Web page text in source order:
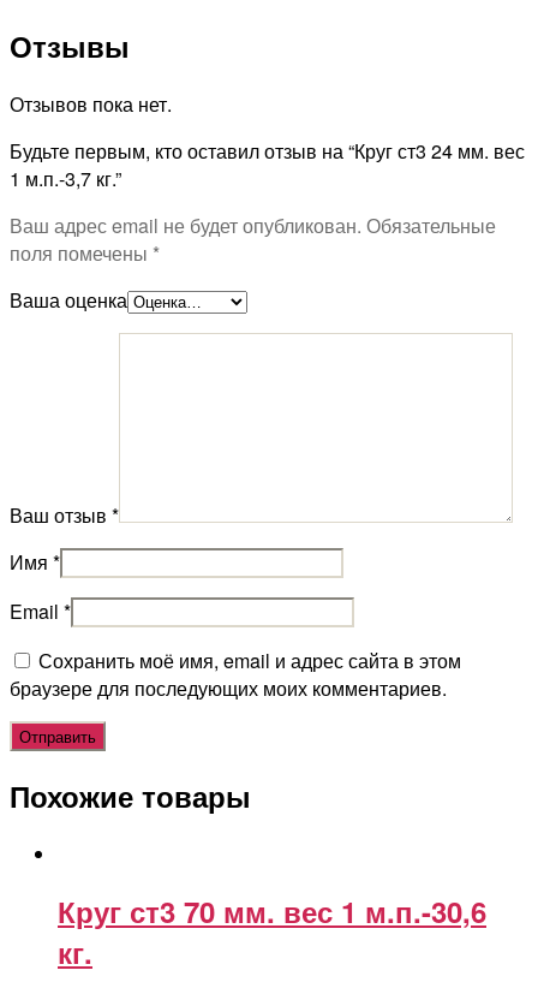
Отзывы
Отзывов пока нет.
Будьте первым, кто оставил отзыв на “Круг ст3 24 мм. вес
1 м.п.-3,7 кг.”
Ваш адрес email не будет опубликован. Обязательные
поля помечены *
Ваша оценка
Ваш отзыв *
Имя *
Email *
Сохранить моё имя, email и адрес сайта в этом
браузере для последующих моих комментариев.
Похожие товары
Круг ст3 70 мм. вес 1 м.п.-30,6
кг.